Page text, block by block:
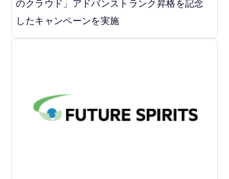
のクラウド」アドバンストランク昇格を記念
したキャンペーンを実施